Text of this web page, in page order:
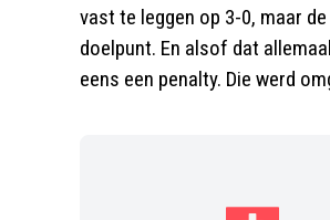
vast te leggen op 3-0, maar
doelpunt. En alsof dat
eens een penalty. Die werd